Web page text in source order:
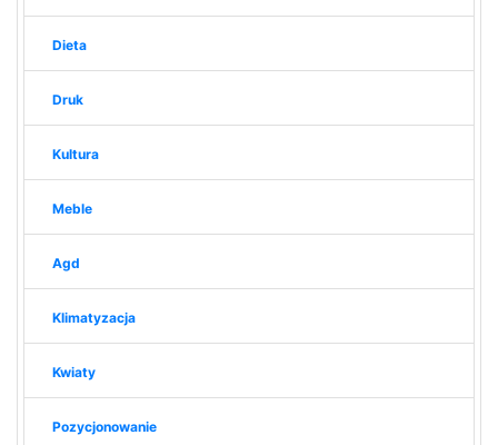
Dieta
Druk
Kultura
Meble
Agd
Klimatyzacja
Kwiaty
Pozycjonowanie